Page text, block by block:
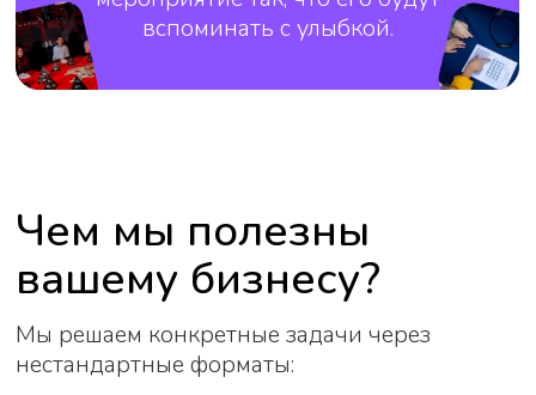
Удивить партнёров
и клиентов
VIP-кейтеринг, закрытые
шоу-программы,
перезагрузить команду
Активные выезды,
вечеринки с диджеем,
необычные мастер-классы